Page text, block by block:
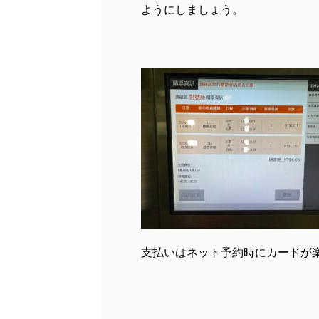
ようにしましょう。
支払いはネット予約時にカードが